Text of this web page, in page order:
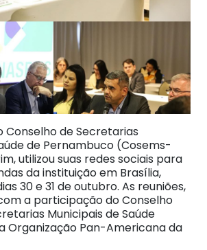
Conselho de Secretarias
de Pernambuco (Cosems-
utilizou suas redes sociais para
da instituição em Brasília,
30 e 31 de outubro. As reuniões,
a participação do Conselho
Municipais de Saúde
Organização Pan-Americana da